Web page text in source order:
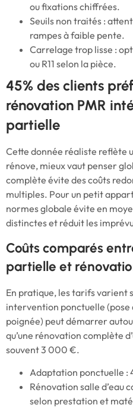
ou fixations chiffrées.
Seuils non traités :
rampes à faible pente.
Carrelage trop lisse :
ou R11 selon la pièce.
45% des clients
rénovation PMR
partielle
Cette donnée réaliste reflète
rénove, mieux vaut penser
complète évite des coûts
multiples. Pour un petit
normes globale évite en
distinctes et réduit les
Coûts comparés
partielle et
En pratique, les tarifs varient
intervention ponctuelle (pose
poignée) peut démarrer
qu’une rénovation complète
souvent 3 000 €.
Adaptation ponctuelle
Rénovation salle
selon prestation et